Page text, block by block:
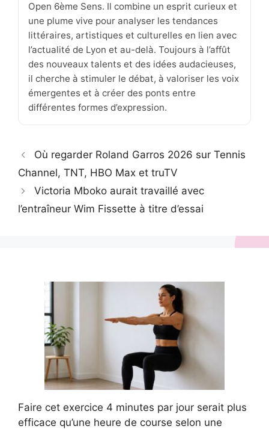
Open 6ème Sens. Il combine un esprit curieux et
une plume vive pour analyser les tendances
littéraires, artistiques et culturelles en lien avec
l’actualité de Lyon et au-delà. Toujours à l’affût
des nouveaux talents et des idées audacieuses,
il cherche à stimuler le débat, à valoriser les voix
émergentes et à créer des ponts entre
différentes formes d’expression.
Où regarder Roland Garros 2026 sur Tennis
Channel, TNT, HBO Max et truTV
Victoria Mboko aurait travaillé avec
l’entraîneur Wim Fissette à titre d’essai
Faire cet exercice 4 minutes par jour serait plus
efficace qu’une heure de course selon une